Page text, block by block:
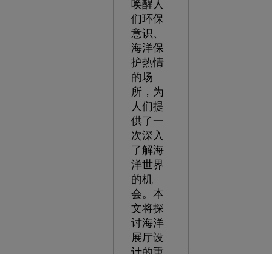
唤醒人
们环保
意识、
海洋保
护热情
的场
所，为
人们提
供了一
次深入
了解海
洋世界
的机
会。本
文将探
讨海洋
展厅设